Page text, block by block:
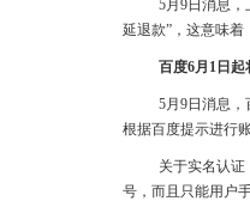
5月9日消息
延退款”，这意味着
百度6月1日起
5月9日消息
根据百度提示进行
关于实名认
号，而且只能用户